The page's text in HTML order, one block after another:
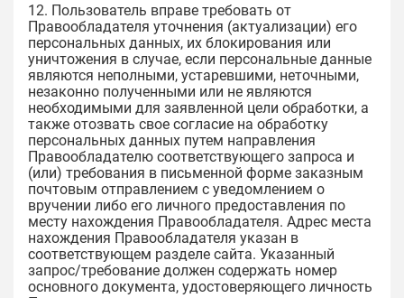
12. Пользователь вправе требовать от
Правообладателя уточнения (актуализации) его
персональных данных, их блокирования или
уничтожения в случае, если персональные данные
являются неполными, устаревшими, неточными,
незаконно полученными или не являются
необходимыми для заявленной цели обработки, а
также отозвать свое согласие на обработку
персональных данных путем направления
Правообладателю соответствующего запроса и
(или) требования в письменной форме заказным
почтовым отправлением с уведомлением о
вручении либо его личного предоставления по
месту нахождения Правообладателя. Адрес места
нахождения Правообладателя указан в
соответствующем разделе сайта. Указанный
запрос/требование должен содержать номер
основного документа, удостоверяющего личность